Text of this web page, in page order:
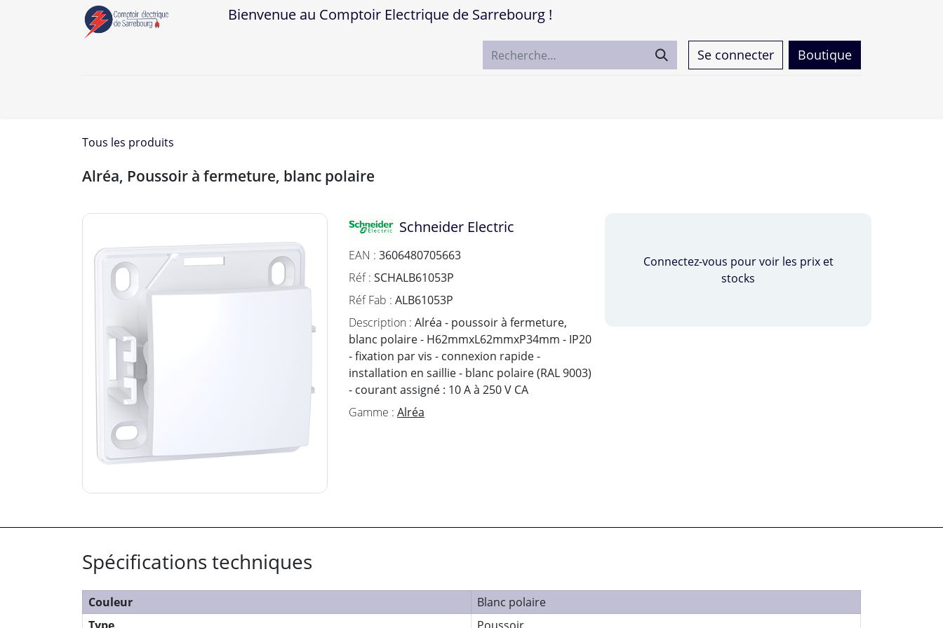
Bienvenue au Comptoir Electrique de Sarrebourg !
Se connecter Boutique
Tous les produits
Alréa, Poussoir à fermeture, blanc polaire
Schneider Electric
EAN : 3606480705663
Réf : SCHALB61053P
Réf Fab : ALB61053P
Description : Alréa - poussoir à fermeture,
blanc polaire - H62mmxL62mmxP34mm - IP20
- fixation par vis - connexion rapide -
installation en saillie - blanc polaire (RAL 9003)
- courant assigné : 10 A à 250 V CA
Gamme : Alréa
Connectez-vous pour voir les prix et
stocks
Spécifications techniques
Couleur
Blanc polaire